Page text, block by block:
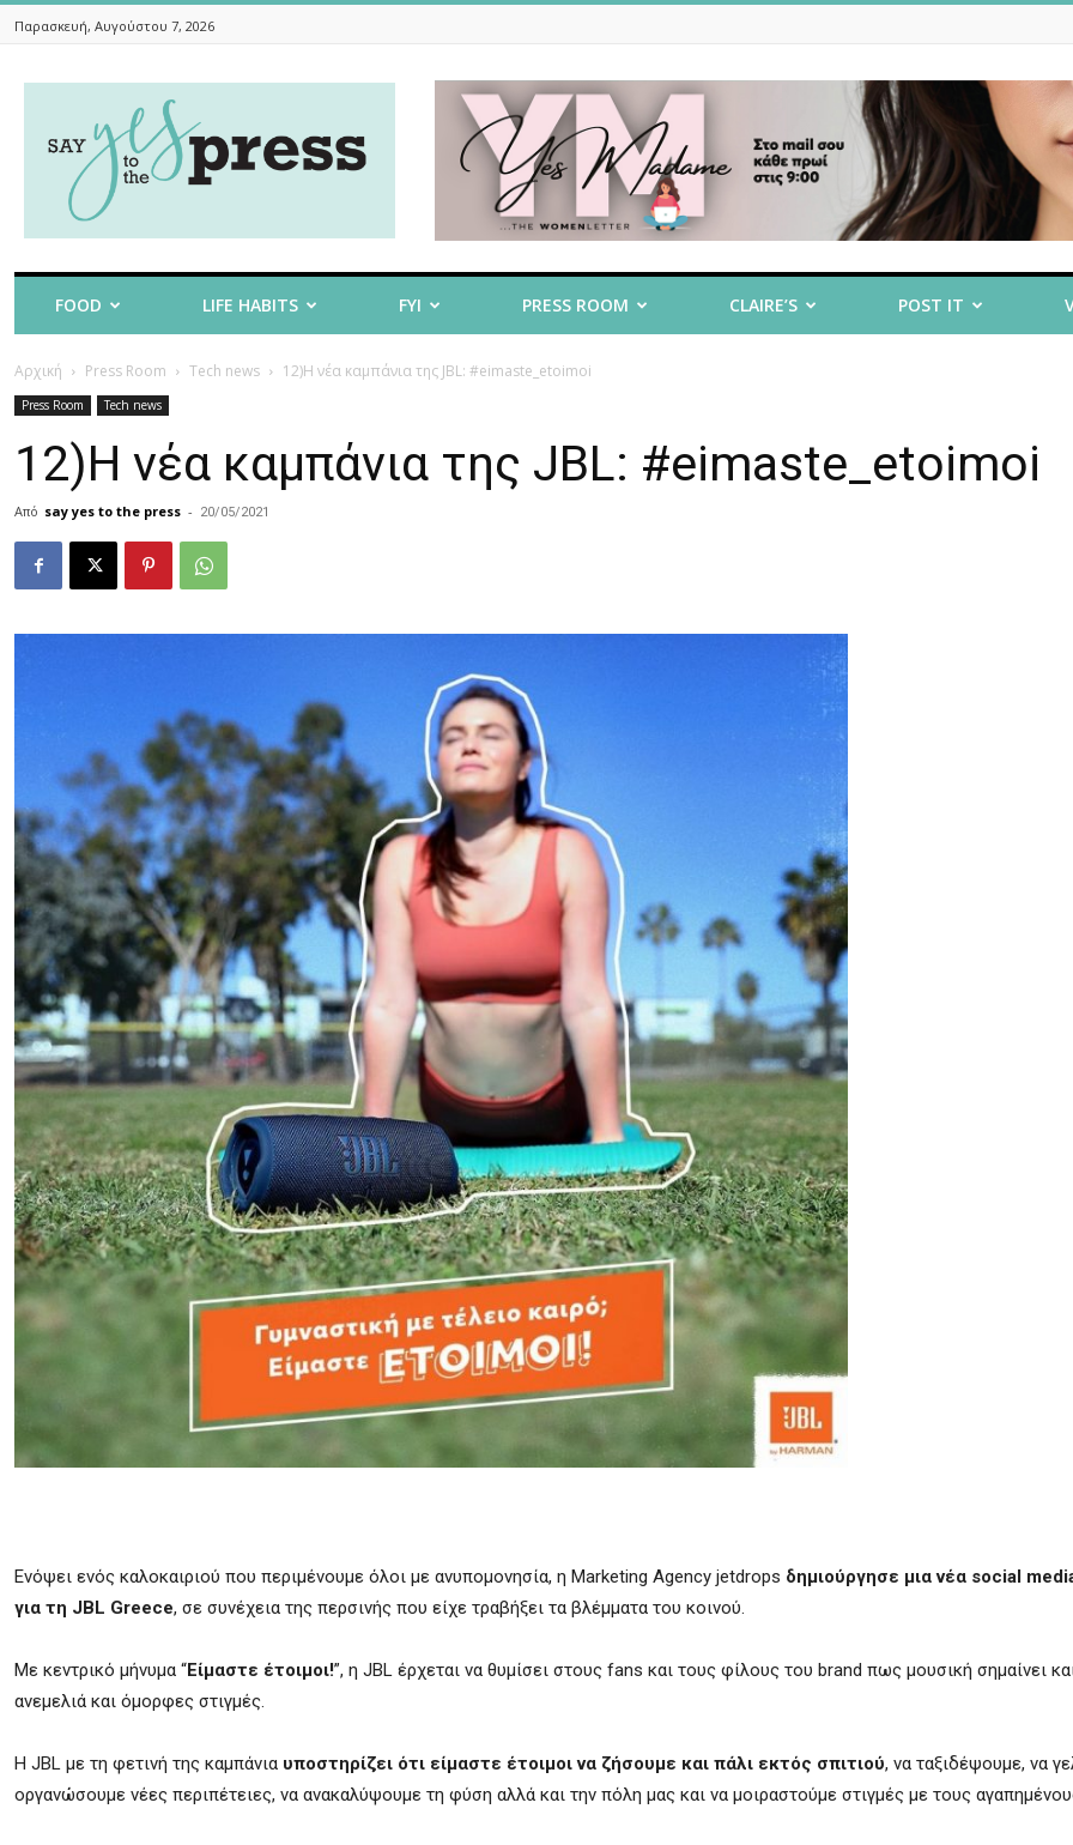
Παρασκευή, Αυγούστου 7, 2026
To
The
FOOD LIFE HABITS FYI PRESS ROOM CLAIRE’S POST IT
Αρχική Press Room Tech news 12)Η νέα καμπάνια της JBL: #eimaste_etoimoi
Press Room Tech news
12)Η νέα καμπάνια της JBL: #eimaste_etoimoi
Από say yes to the press - 20/05/2021
Ενόψει ενός καλοκαιριού που περιμένουμε όλοι με ανυπομονησία, η Marketing Agency jetdrops δημιούργησε μια νέα social
για τη JBL Greece, σε συνέχεια της περσινής που είχε τραβήξει τα βλέμματα του κοινού.
Με κεντρικό μήνυμα “Είμαστε έτοιμοι!”, η JBL έρχεται να θυμίσει στους fans και τους φίλους του brand πως μουσική σημαίνει
ανεμελιά και όμορφες στιγμές.
Η JBL με τη φετινή της καμπάνια υποστηρίζει ότι είμαστε έτοιμοι να ζήσουμε και πάλι εκτός σπιτιού, να ταξιδέψουμε, να
οργανώσουμε νέες περιπέτειες, να ανακαλύψουμε τη φύση αλλά και την πόλη μας και να μοιραστούμε στιγμές με τους